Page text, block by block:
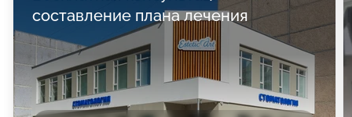
составление плана лечения